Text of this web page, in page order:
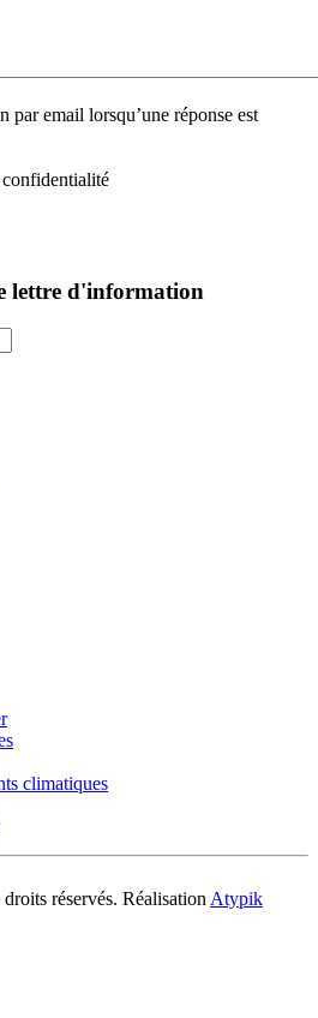
par email lorsqu’une réponse est
lettre d'information
climatiques
réservés. Réalisation Atypik